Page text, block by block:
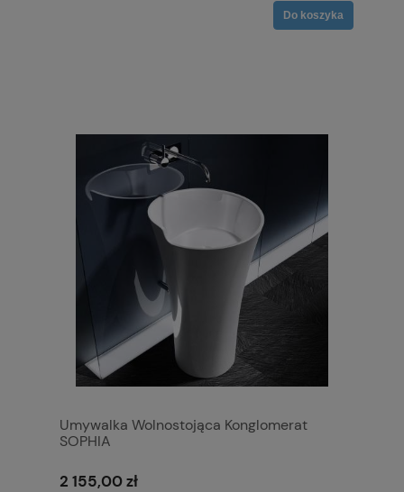
Do koszyka
Umywalka Wolnostojąca Konglomerat
SOPHIA
2 155,00 zł